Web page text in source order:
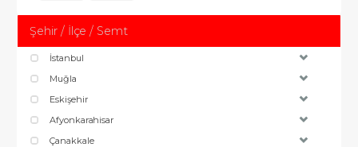
Şehir / İlçe / Semt
İstanbul
Muğla
Eskişehir
Afyonkarahisar
Çanakkale